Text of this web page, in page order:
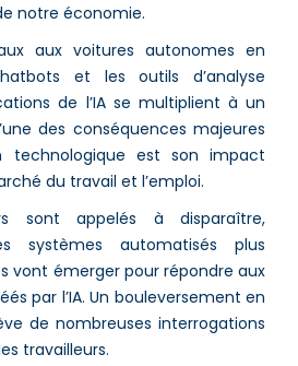
notre économie.
aux voitures autonomes en
et les outils d’analyse
de l’IA se multiplient à un
des conséquences majeures
technologique est son impact
du travail et l’emploi.
sont appelés à disparaître,
systèmes automatisés plus
vont émerger pour répondre aux
par l’IA. Un bouleversement en
de nombreuses interrogations
travailleurs.